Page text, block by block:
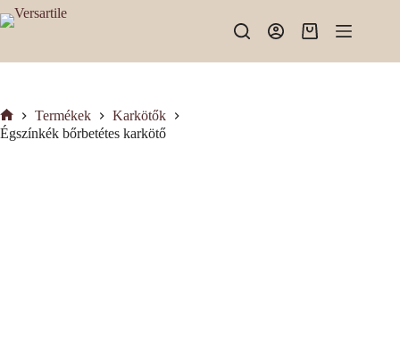
Skip
to
Shopping
Kezdőlap
Termékek
Karkötők
Égszínkék bőrbetétes karkötő